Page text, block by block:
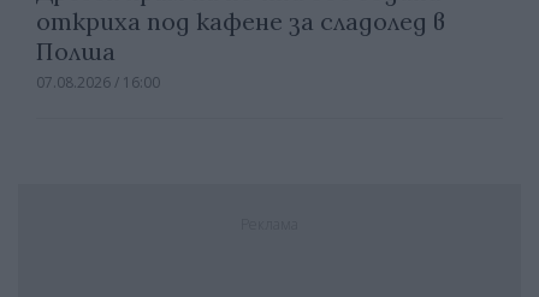
откриха под кафене за сладолед в
Полша
07.08.2026 / 16:00